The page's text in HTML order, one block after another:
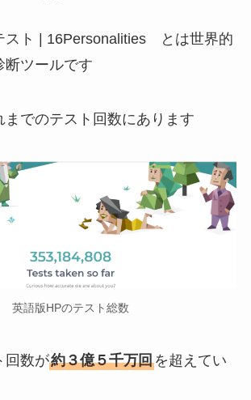
スト | 16Personalities とは世界的
断ツールです
までのテスト回数にあります
英語版HPのテスト総数
回数が約３億５千万回を超えてい